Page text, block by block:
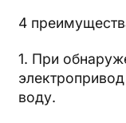
4
1. При
воду.